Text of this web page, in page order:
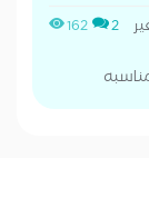
162 2